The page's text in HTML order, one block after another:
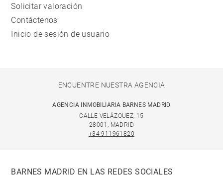
Solicitar valoración
Contáctenos
Inicio de sesión de usuario
ENCUENTRE NUESTRA AGENCIA
AGENCIA INMOBILIARIA BARNES MADRID
CALLE VELÁZQUEZ, 15
28001, MADRID
+34 911961820
BARNES MADRID EN LAS REDES SOCIALES